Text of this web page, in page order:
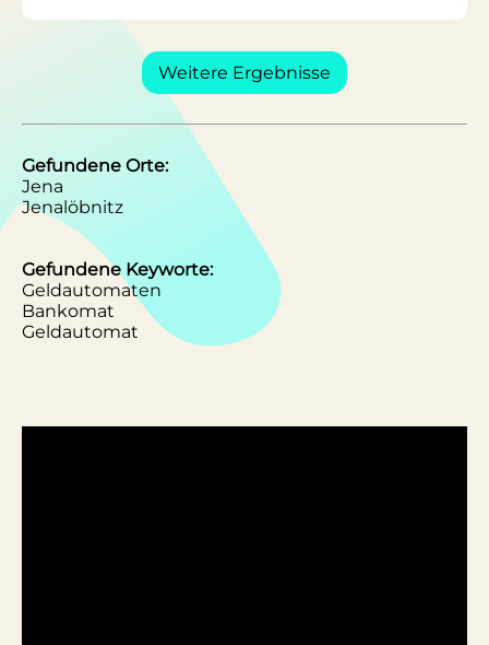
Weitere Ergebnisse
Gefundene Orte:
Jena
Jenalöbnitz
Gefundene Keyworte:
Geldautomaten
Bankomat
Geldautomat